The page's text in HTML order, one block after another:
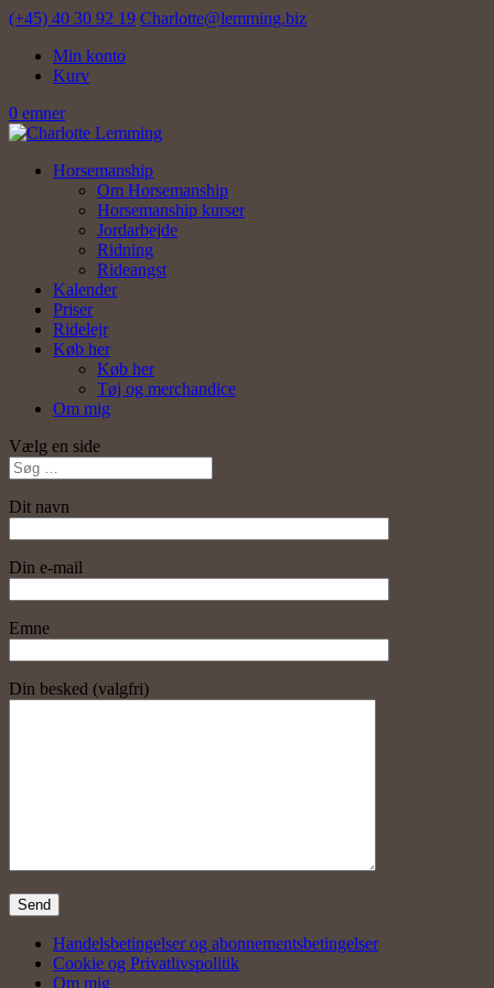
(+45) 40 30 92 19 Charlotte@lemming.biz
Min konto
Kurv
0 emner
Horsemanship
Om Horsemanship
Horsemanship kurser
Jordarbejde
Ridning
Rideangst
Kalender
Priser
Ridelejr
Køb her
Køb her
Tøj og merchandice
Om mig
Vælg en side
Dit navn
Din e-mail
Emne
Din besked (valgfri)
Handelsbetingelser og abonnementsbetingelser
Cookie og Privatlivspolitik
Om mig